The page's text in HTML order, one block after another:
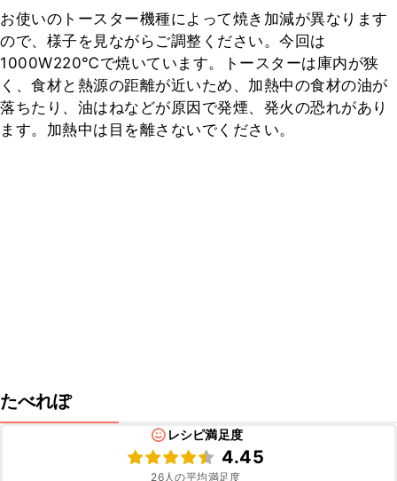
お使いのトースター機種によって焼き加減が異なります
ので、様子を見ながらご調整ください。今回は
1000W220℃で焼いています。トースターは庫内が狭
く、食材と熱源の距離が近いため、加熱中の食材の油が
落ちたり、油はねなどが原因で発煙、発火の恐れがあり
ます。加熱中は目を離さないでください。
たべれぽ
レシピ満足度
4.45
26人の平均満足度